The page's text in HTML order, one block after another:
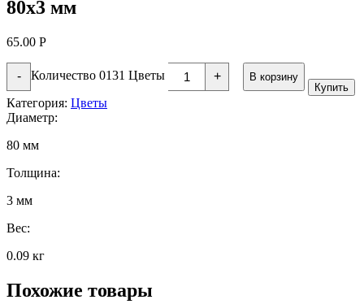
80х3 мм
65.00 Р
- Количество 0131 Цветы +
В корзину
Купить
Категория: Цветы
Диаметр:
80 мм
Толщина:
3 мм
Вес:
0.09 кг
Похожие товары